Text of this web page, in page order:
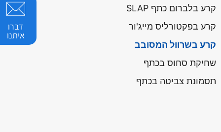
קרע בלברום כתף SLAP
קרע בפקטורליס מייג'ור
קרע בשרוול המסובב
שחיקת סחוס בכתף
תסמונת צביטה בכתף
דברו
איתנו